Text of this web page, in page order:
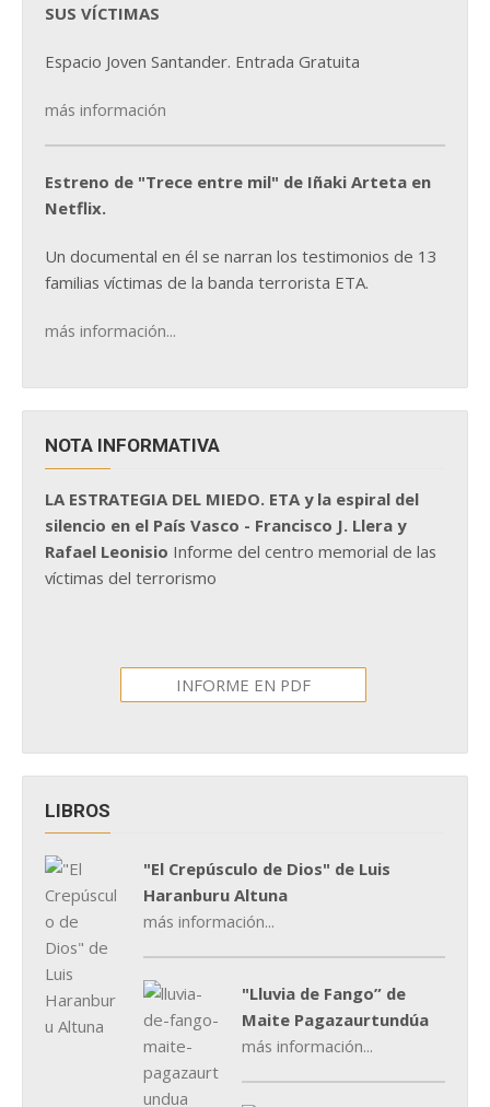
SUS VÍCTIMAS
Espacio Joven Santander. Entrada Gratuita
más información
Estreno de "Trece entre mil" de Iñaki Arteta en
Netflix.
Un documental en él se narran los testimonios de 13
familias víctimas de la banda terrorista ETA.
más información...
NOTA INFORMATIVA
LA ESTRATEGIA DEL MIEDO. ETA y la espiral del
silencio en el País Vasco - Francisco J. Llera y
Rafael Leonisio Informe del centro memorial de las
víctimas del terrorismo
INFORME EN PDF
LIBROS
"El Crepúsculo de Dios" de Luis
Haranburu Altuna
más información...
"Lluvia de Fango” de
Maite Pagazaurtundúa
más información...